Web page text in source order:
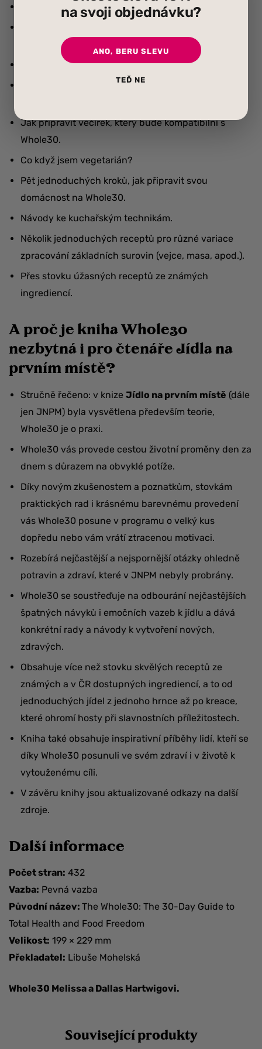
Jak si připravit jídlo do práce, na cesty a dovolené.
Jak motivovat děti.
Jak a co si objednávat v restauraci a jak řešit
Jak připravit večírek, který bude kompatibilní s
Whole30.
Co když jsem vegetarián?
Pět jednoduchých kroků, jak připravit svou
domácnost na Whole30.
Návody ke kuchařským technikám.
Několik jednoduchých receptů pro různé variace
zpracování základních surovin (vejce, masa, apod.).
Přes stovku úžasných receptů ze známých
ingrediencí.
A proč je kniha Whole30
nezbytná i pro čtenáře Jídla na
prvním místě?
Stručně řečeno: v knize Jídlo na prvním místě (dále
jen JNPM) byla vysvětlena především teorie,
Whole30 je o praxi.
Whole30 vás provede cestou životní proměny den za
dnem s důrazem na obvyklé potíže.
Díky novým zkušenostem a poznatkům, stovkám
praktických rad i krásnému barevnému provedení
vás Whole30 posune v programu o velký kus
dopředu nebo vám vrátí ztracenou motivaci.
Rozebírá nejčastější a nejspornější otázky ohledně
potravin a zdraví, které v JNPM nebyly probrány.
Whole30 se soustřeďuje na odbourání nejčastějších
špatných návyků i emočních vazeb k jídlu a dává
konkrétní rady a návody k vytvoření nových,
zdravých.
Obsahuje více než stovku skvělých receptů ze
známých a v ČR dostupných ingrediencí, a to od
jednoduchých jídel z jednoho hrnce až po kreace,
které ohromí hosty při slavnostních příležitostech.
Kniha také obsahuje inspirativní příběhy lidí, kteří se
díky Whole30 posunuli ve svém zdraví i v životě k
vytouženému cíli.
V závěru knihy jsou aktualizované odkazy na další
zdroje.
Další informace
Počet stran: 432
Vazba: Pevná vazba
Původní název: The Whole30: The 30-Day Guide to
Total Health and Food Freedom
Velikost: 199 × 229 mm
Překladatel: Libuše Mohelská
Whole30 Melissa a Dallas Hartwigovi.
Související produkty
na svoji objednávku?
ANO, BERU SLEVU
TEĎ NE